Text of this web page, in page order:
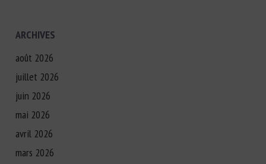
ARCHIVES
août 2026
juillet 2026
juin 2026
mai 2026
avril 2026
mars 2026